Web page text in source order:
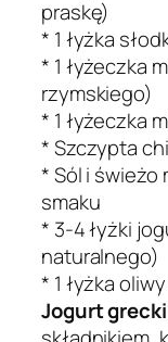
praskę)
* 1 łyżka
* 1 łyżeczka
rzymskiego)
* 1 łyżeczka
* Szczypta
* Sól i świeżo
smaku
* 3-4 łyżki
naturalnego)
* 1 łyżka
Jogurt